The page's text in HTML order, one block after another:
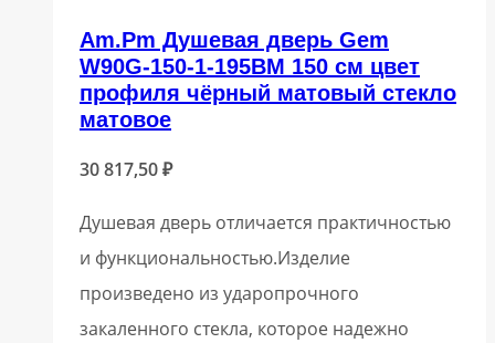
Am.Pm Душевая дверь Gem
W90G-150-1-195BM 150 см цвет
профиля чёрный матовый стекло
матовое
30 817,50₽
Душевая дверь отличается практичностью
и функциональностью.Изделие
произведено из ударопрочного
закаленного стекла, которое надежно